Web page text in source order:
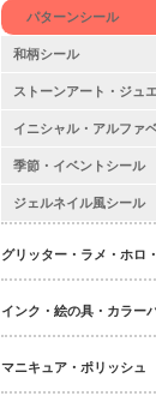
パターンシール
和柄シール
ストーンアート・ジュ
季節・イベントシール
ジェルネイル風シール
インク・絵の具・カラー
マニキュア・ポリッシュ